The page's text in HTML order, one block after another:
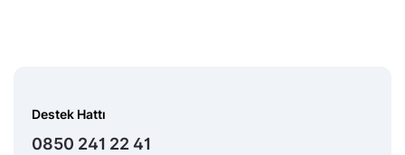
Destek Hattı
0850 241 22 41